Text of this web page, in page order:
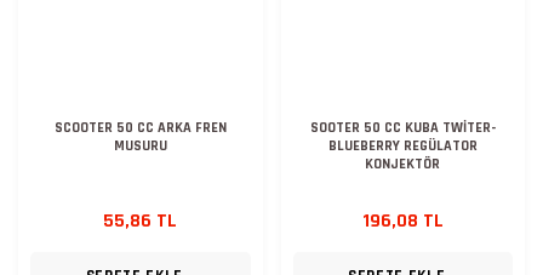
SCOOTER 50 CC ARKA FREN
MUSURU
55,86 TL
SOOTER 50 CC KUBA TWİTER-
BLUEBERRY REGÜLATOR
KONJEKTÖR
196,08 TL